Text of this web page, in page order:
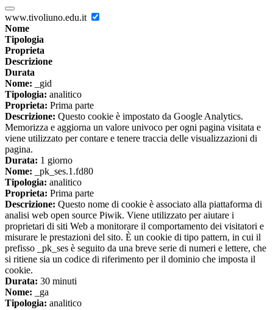
www.tivoliuno.edu.it
Nome
Tipologia
Proprieta
Descrizione
Durata
Nome: _gid
Tipologia: analitico
Proprieta: Prima parte
Descrizione: Questo cookie è impostato da Google Analytics.
Memorizza e aggiorna un valore univoco per ogni pagina visitata e
viene utilizzato per contare e tenere traccia delle visualizzazioni di
pagina.
Durata: 1 giorno
Nome: _pk_ses.1.fd80
Tipologia: analitico
Proprieta: Prima parte
Descrizione: Questo nome di cookie è associato alla piattaforma di
analisi web open source Piwik. Viene utilizzato per aiutare i
proprietari di siti Web a monitorare il comportamento dei visitatori e
misurare le prestazioni del sito. È un cookie di tipo pattern, in cui il
prefisso _pk_ses è seguito da una breve serie di numeri e lettere, che
si ritiene sia un codice di riferimento per il dominio che imposta il
cookie.
Durata: 30 minuti
Nome: _ga
Tipologia: analitico